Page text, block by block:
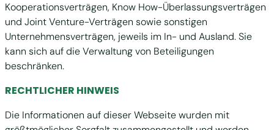
Kooperationsverträgen, Know How-Überlassungsverträgen
und Joint Venture-Verträgen sowie sonstigen
Unternehmensverträgen, jeweils im In- und Ausland. Sie
kann sich auf die Verwaltung von Beteiligungen
beschränken.
RECHTLICHER HINWEIS
Die Informationen auf dieser Webseite wurden mit